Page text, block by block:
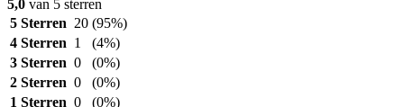
5,0 van 5 sterren
5 Sterren 20 (95%)
4 Sterren 1
(4%)
3 Sterren 0
(0%)
2 Sterren 0
(0%)
1 Sterren 0 (0%)